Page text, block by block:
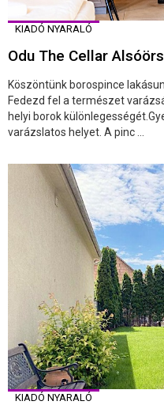
KIADÓ NYARALÓ
Odu The Cellar Alsóörs
Köszöntünk borospince
Fedezd fel a természet
helyi borok
varázslatos helyet. A pinc ...
KIADÓ NYARALÓ